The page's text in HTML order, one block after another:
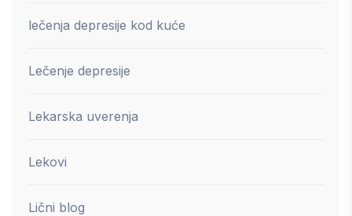
lečenja depresije kod kuće
Lečenje depresije
Lekarska uverenja
Lekovi
Lični blog